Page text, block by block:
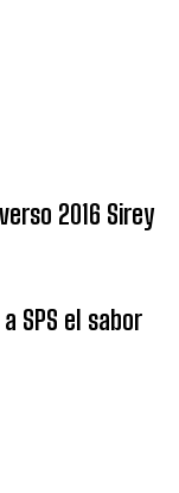
2016 Sirey
SPS el sabor